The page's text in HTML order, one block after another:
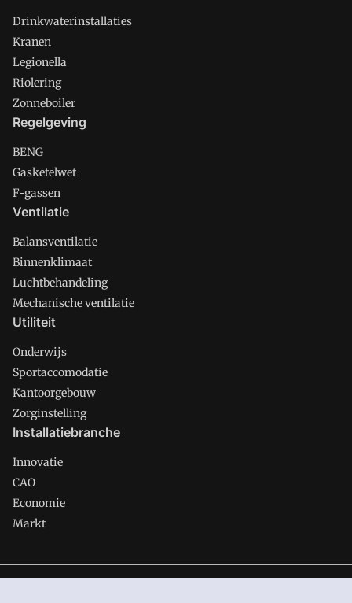
Drinkwaterinstallaties
Kranen
Legionella
Riolering
Zonneboiler
Regelgeving
BENG
Gasketelwet
F-gassen
Ventilatie
Balansventilatie
Binnenklimaat
Luchtbehandeling
Mechanische ventilatie
Utiliteit
Onderwijs
Sportaccomodatie
Kantoorgebouw
Zorginstelling
Installatiebranche
Innovatie
CAO
Economie
Markt